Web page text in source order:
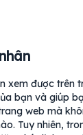
xem được trên
bạn và giúp
web mà
Tuy nhiên,